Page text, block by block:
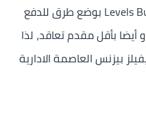
مشروع ليفيلز بيزنس تاور العاصمة الادارية الجديدة Levels Business Tower New Capital بوضع طرق للدفع
بأقل مقدم تعاقد، لذا
بيزنس العاصمة الادارية